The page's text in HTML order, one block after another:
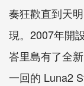
奏狂歡直到天
現。2007年開
峇里島有了全
一回的 Luna2